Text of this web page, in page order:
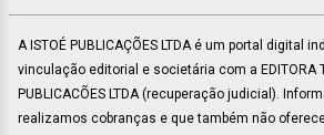
A ISTOÉ PUBLICAÇÕES LTDA é um portal digital
vinculação editorial e societária com a EDITORA
PUBLICACÕES LTDA (recuperação judicial).
realizamos cobranças e que também não